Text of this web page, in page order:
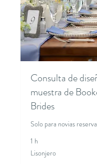
Consulta de
muestra de
Brides
Solo para novias
1 h
Lisonjero
Lisonjero